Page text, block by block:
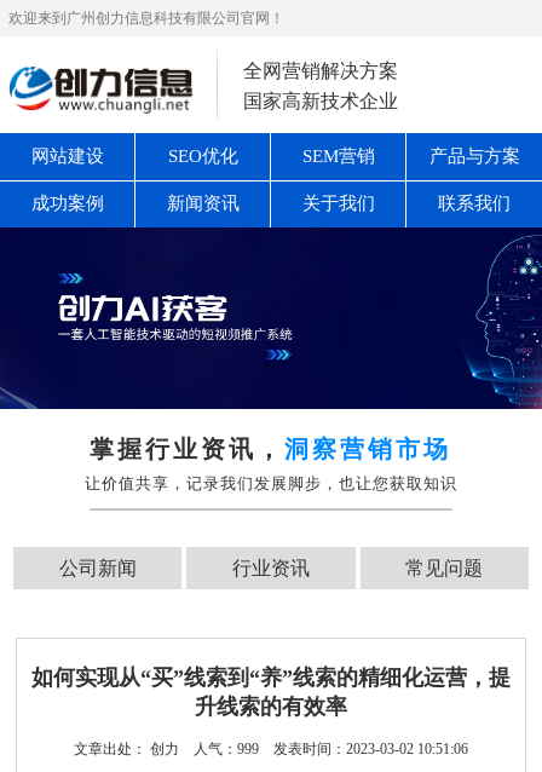
欢迎来到广州创力信息科技有限公司官网！
全网营销解决方案
国家高新技术企业
网站建设 SEO优化 SEM营销 产品与方案
成功案例 新闻资讯 关于我们 联系我们
掌握行业资讯，洞察营销市场
让价值共享，记录我们发展脚步，也让您获取知识
公司新闻 行业资讯 常见问题
如何实现从“买”线索到“养”线索的精细化运营，提
升线索的有效率
文章出处： 创力 人气： 999 发表时间：2023-03-02 10:51:06